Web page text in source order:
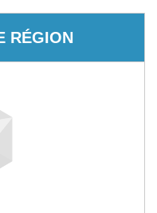
RÉGION